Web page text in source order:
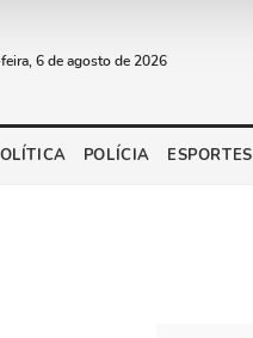
6 de agosto de 2026
POLÍCIA ESPORTES